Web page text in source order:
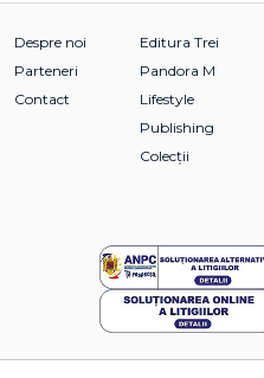
Despre noi
Parteneri
Contact
Editura Trei
Pandora M
Lifestyle
Publishing
Colecții